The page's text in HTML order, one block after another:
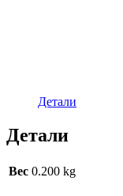
Детали
Детали
Вес 0.200 kg